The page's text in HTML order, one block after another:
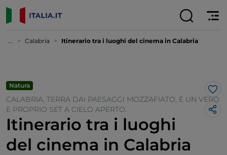
... Calabria Itinerario tra i luoghi del cinema in Calabria
Natura
CALABRIA, TERRA DAI PAESAGGI MOZZAFIATO, È UN VERO
E PROPRIO SET A CIELO APERTO.
Itinerario tra i luoghi
del cinema in Calabria